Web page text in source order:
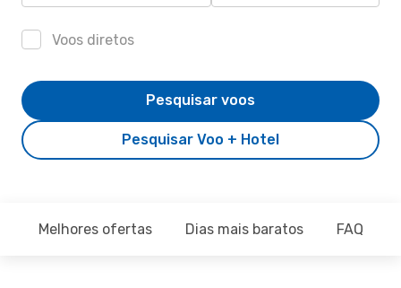
Voos diretos
Pesquisar Voo + Hotel
Pesquisar voos
Melhores ofertas Dias mais baratos FAQ